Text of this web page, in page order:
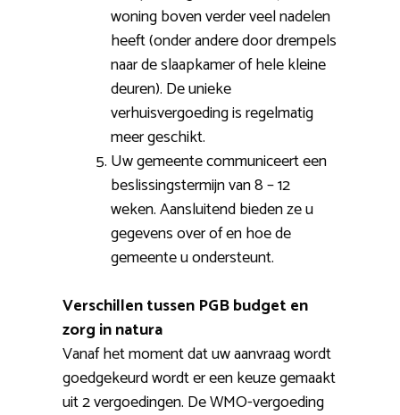
woning boven verder veel nadelen
heeft (onder andere door drempels
naar de slaapkamer of hele kleine
deuren). De unieke
verhuisvergoeding is regelmatig
meer geschikt.
Uw gemeente communiceert een
beslissingstermijn van 8 – 12
weken. Aansluitend bieden ze u
gegevens over of en hoe de
gemeente u ondersteunt.
Verschillen tussen PGB budget en
zorg in natura
Vanaf het moment dat uw aanvraag wordt
goedgekeurd wordt er een keuze gemaakt
uit 2 vergoedingen. De WMO-vergoeding